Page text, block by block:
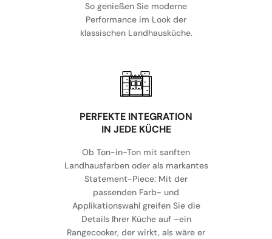
So genießen Sie moderne
Performance im Look der
klassischen Landhausküche.
⁠PERFEKTE INTEGRATION
IN JEDE KÜCHE
Ob Ton-in-Ton mit sanften
Landhausfarben oder als markantes
Statement-Piece: Mit der
passenden Farb- und
Applikationswahl greifen Sie die
Details Ihrer Küche auf –ein
Rangecooker, der wirkt, als wäre er